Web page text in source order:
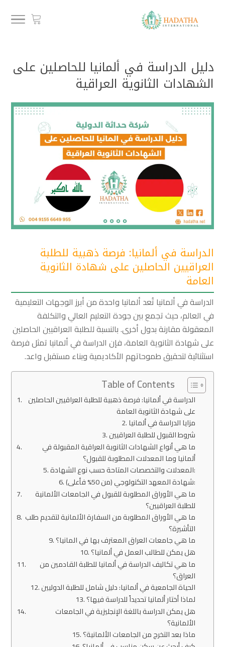
دليل الدراسة في ألمانيا للحاصلين على
الشهادات الثانوية العراقية
الدراسة في ألمانيا: فرصة ذهبية للطلبة
العراقيين الحاصلين على شهادة الثانوية
العامة
الدراسة في ألمانيا تُعد ألمانيا واحدة من أبرز الوجهات التعليمية
في العالم، حيث تجمع بين جودة التعليم العالي والتكلفة
المعقولة مقارنة بدول أخرى. بالنسبة للطلبة العراقيين الحاصلين
على شهادة الثانوية العامة، فإن الدراسة في ألمانيا تمثل فرصة
استثنائية لتحقيق طموحاتهم الأكاديمية وبناء مستقبل واعد.
Table of Contents
الدراسة في ألمانيا: فرصة ذهبية للطلبة العراقيين الحاصلين
على شهادة الثانوية العامة
مزايا الدراسة في ألمانيا
شروط القبول للطلبة العراقيين
ما هي أنواع الشهادات الثانوية العراقية المقبولة في
ألمانيا وما المعدلات المطلوبة للقبول؟
المعدلات والتخصصات المتاحة حسب نوع الشهادة:
شهادة المعهد التكنولوجي (من 50% فأعلى):
ما هي الأوراق المطلوبة للقبول في الجامعات الألمانية
للطلبة العراقيين؟
ما هي الأوراق المطلوبة من السفارة الألمانية لتقديم طلب
التأشيرة؟
ما هي جامعات العراق المعترف بها في المانيا؟
هل يمكن للطالب العمل في ألمانيا؟
ما هي تكاليف الدراسة في ألمانيا للطلبة القادمين من
العراق؟
الحياة الجامعية في ألمانيا: دليل شامل للطلبة الدوليين
لماذا أختار ألمانيا تحديداً للدراسة فيها؟
هل يمكن الدراسة باللغة الإنجليزية في الجامعات
الألمانية؟
ماذا بعد التخرج من الجامعات الألمانية؟